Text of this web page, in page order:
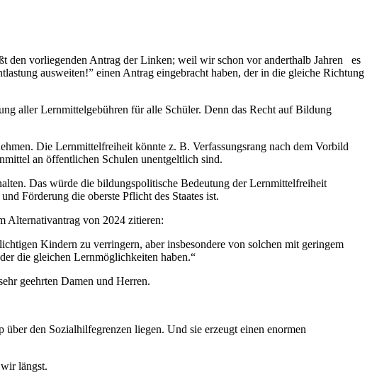
den vorliegenden Antrag der Linken; weil wir schon vor anderthalb Jahren es
ausweiten!” einen Antrag eingebracht haben, der in die gleiche Richtung
aller Lernmittelgebühren für alle Schüler. Denn das Recht auf Bildung
Die Lernmittelfreiheit könnte z. B. Verfassungsrang nach dem Vorbild
an öffentlichen Schulen unentgeltlich sind.
Das würde die bildungspolitische Bedeutung der Lernmittelfreiheit
Förderung die oberste Pflicht des Staates ist.
Alternativantrag von 2024 zitieren:
Kindern zu verringern, aber insbesondere von solchen mit geringem
die gleichen Lernmöglichkeiten haben.“
geehrten Damen und Herren.
den Sozialhilfegrenzen liegen. Und sie erzeugt einen enormen
längst.